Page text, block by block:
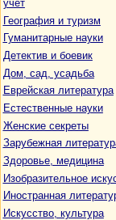
учет
География и туризм
Гуманитарные науки
Детектив и боевик
Дом, сад, усадьба
Еврейская литература
Естественные науки
Женские секреты
Зарубежная
Здоровье, медицина
Изобразительное
Иностранная
Искусство, культура